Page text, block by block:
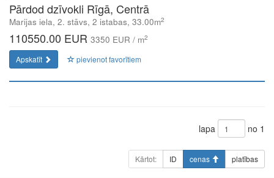
Pārdod dzīvokli Rīgā, Centrā
Marijas iela, 2. stāvs, 2 istabas, 33.00m2
110550.00 EUR 3350 EUR / m2
Apskatīt pievienot favorītiem
lapa no 1
Kārtot: ID cenas platības